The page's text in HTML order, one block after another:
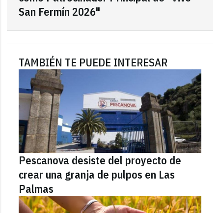
San Fermín 2026"
TAMBIÉN TE PUEDE INTERESAR
Pescanova desiste del proyecto de
crear una granja de pulpos en Las
Palmas